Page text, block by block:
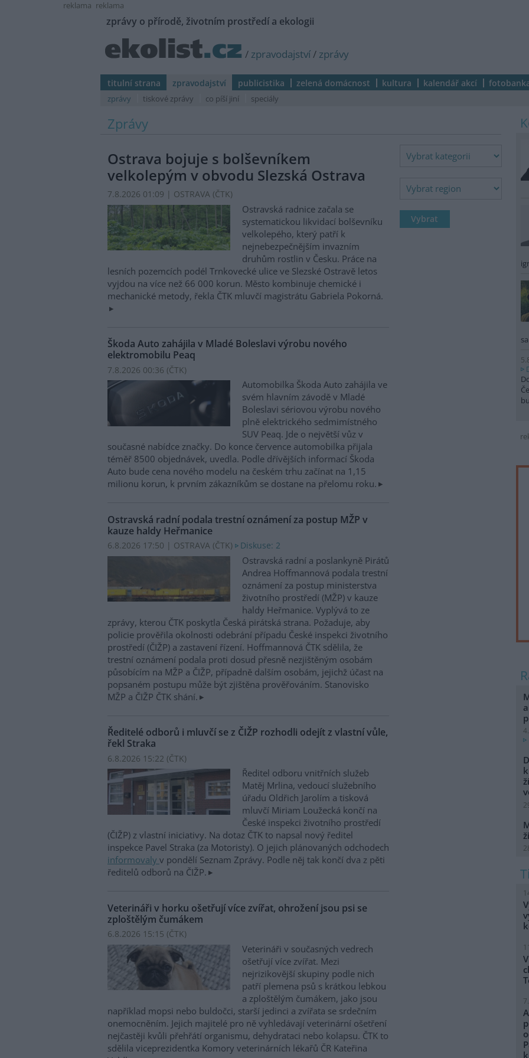
reklama reklama
zprávy o přírodě, životním prostředí a ekologii
/ zpravodajství/ zprávy
titulní strana zpravodajství publicistika zelená domácnost kultura kalendář akcí
zprávy tiskové zprávy co píší jiní speciály
Zprávy
Ostrava bojuje s bolševníkem
velkolepým v obvodu Slezská Ostrava
7.8.2026 01:09 | OSTRAVA (ČTK)
Ostravská radnice začala se
systematickou likvidací bolševníku
velkolepého, který patří k
nejnebezpečnějším invazním
druhům rostlin v Česku. Práce na
lesních pozemcích podél Trnkovecké ulice ve Slezské Ostravě letos
vyjdou na více než 66 000 korun. Město kombinuje chemické i
mechanické metody, řekla ČTK mluvčí magistrátu Gabriela Pokorná.
Škoda Auto zahájila v Mladé Boleslavi výrobu nového
elektromobilu Peaq
7.8.2026 00:36 (ČTK)
Automobilka Škoda Auto zahájila ve
svém hlavním závodě v Mladé
Boleslavi sériovou výrobu nového
plně elektrického sedmimístného
SUV Peaq. Jde o největší vůz v
současné nabídce značky. Do konce července automobilka přijala
téměř 8500 objednávek, uvedla. Podle dřívějších informací Škoda
Auto bude cena nového modelu na českém trhu začínat na 1,15
milionu korun, k prvním zákazníkům se dostane na přelomu roku.
Ostravská radní podala trestní oznámení za postup MŽP v
kauze haldy Heřmanice
6.8.2026 17:50 | OSTRAVA (ČTK) Diskuse: 2
Ostravská radní a poslankyně Pirátů
Andrea Hoffmannová podala trestní
oznámení za postup ministerstva
životního prostředí (MŽP) v kauze
haldy Heřmanice. Vyplývá to ze
zprávy, kterou ČTK poskytla Česká pirátská strana. Požaduje, aby
policie prověřila okolnosti odebrání případu České inspekci životního
prostředí (ČIŽP) a zastavení řízení. Hoffmannová ČTK sdělila, že
trestní oznámení podala proti dosud přesně nezjištěným osobám
působícím na MŽP a ČIŽP, případně dalším osobám, jejichž účast na
popsaném postupu může být zjištěna prověřováním. Stanovisko
MŽP a ČIŽP ČTK shání.
Ředitelé odborů i mluvčí se z ČIŽP rozhodli odejít z vlastní vůle,
řekl Straka
6.8.2026 15:22 (ČTK)
Ředitel odboru vnitřních služeb
Matěj Mrlina, vedoucí služebního
úřadu Oldřich Jarolím a tisková
mluvčí Miriam Loužecká končí na
České inspekci životního prostředí
(ČIŽP) z vlastní iniciativy. Na dotaz ČTK to napsal nový ředitel
inspekce Pavel Straka (za Motoristy). O jejich plánovaných odchodech
informovaly v pondělí Seznam Zprávy. Podle něj tak končí dva z pěti
ředitelů odborů na ČIŽP.
Veterináři v horku ošetřují více zvířat, ohrožení jsou psi se
zploštělým čumákem
6.8.2026 15:15 (ČTK)
Veterináři v současných vedrech
ošetřují více zvířat. Mezi
nejrizikovější skupiny podle nich
patří plemena psů s krátkou lebkou
a zploštělým čumákem, jako jsou
například mopsi nebo buldočci, starší jedinci a zvířata se srdečním
onemocněním. Jejich majitelé pro ně vyhledávají veterinární ošetření
nejčastěji kvůli přehřátí organismu, dehydrataci nebo kolapsu. ČTK to
sdělila viceprezidentka Komory veterinárních lékařů ČR Kateřina